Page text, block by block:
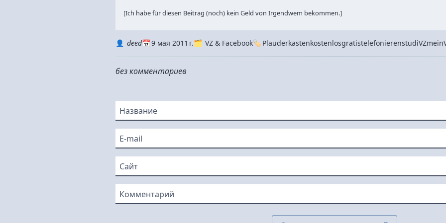
[Ich habe für diesen Beitrag (noch) kein Geld von Irgendwem bekommen.]
Autordeed
Datum 9 мая 2011 г.
Kategorie VZ & Facebook Tags
PlauderkastenkostenlosgratistelefonierenstudiVZ
без комментариев
Название
E-mail
Сайт
Комментарий